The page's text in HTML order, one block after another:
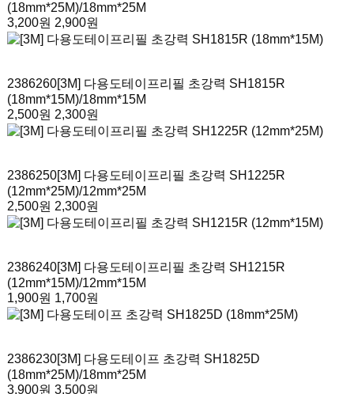
(18mm*25M)/18mm*25M
3,200원 2,900원
2386260[3M] 다용도테이프리필 초강력 SH1815R
(18mm*15M)/18mm*15M
2,500원 2,300원
2386250[3M] 다용도테이프리필 초강력 SH1225R
(12mm*25M)/12mm*25M
2,500원 2,300원
2386240[3M] 다용도테이프리필 초강력 SH1215R
(12mm*15M)/12mm*15M
1,900원 1,700원
2386230[3M] 다용도테이프 초강력 SH1825D
(18mm*25M)/18mm*25M
3,900원 3,500원